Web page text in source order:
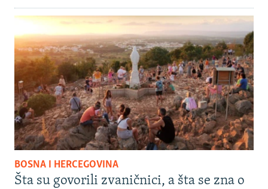
BOSNA I HERCEGOVINA
Šta su govorili zvaničnici, a šta se zna o